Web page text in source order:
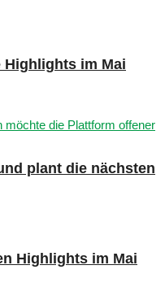
Highlights im Mai
plant die nächsten
Highlights im Mai